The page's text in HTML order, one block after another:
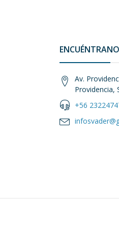
Av.
Providencia,
+56